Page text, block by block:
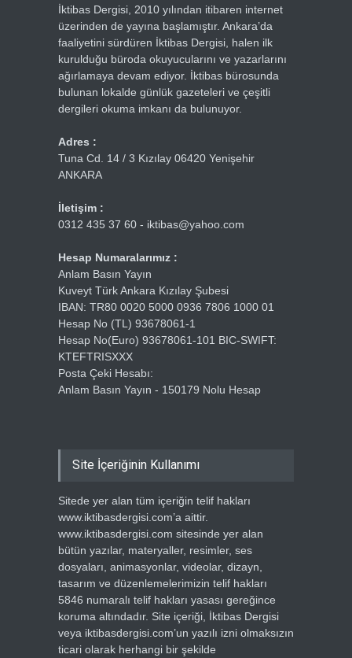
İktibas Dergisi, 2010 yılından itibaren internet
üzerinden de yayına başlamıştır. Ankara’da
faaliyetini sürdüren İktibas Dergisi, halen ilk
kurulduğu büroda okuyucularını ve yazarlarını
ağırlamaya devam ediyor. İktibas bürosunda
bulunan lokalde günlük gazeteleri ve çeşitli
dergileri okuma imkanı da bulunuyor.
Adres :
Tuna Cd. 14 / 3 Kızılay 06420 Yenişehir
ANKARA
İletişim :
0312 435 37 60 - iktibas@yahoo.com
Hesap Numaralarımız :
Anlam Basın Yayın
Kuveyt Türk Ankara Kızılay Şubesi
IBAN: TR80 0020 5000 0936 7806 1000 01
Hesap No (TL) 93678061-1
Hesap No(Euro) 93678061-101 BIC-SWIFT:
KTEFTRISXXX
Posta Çeki Hesabı:
Anlam Basın Yayın - 150179 Nolu Hesap
Site İçeriğinin Kullanımı
Sitede yer alan tüm içeriğin telif hakları
www.iktibasdergisi.com’a aittir.
www.iktibasdergisi.com sitesinde yer alan
bütün yazılar, materyaller, resimler, ses
dosyaları, animasyonlar, videolar, dizayn,
tasarım ve düzenlemelerimizin telif hakları
5846 numaralı telif hakları yasası gereğince
koruma altındadır. Site içeriği, İktibas Dergisi
veya iktibasdergisi.com’un yazılı izni olmaksızın
ticari olarak herhangi bir şekilde